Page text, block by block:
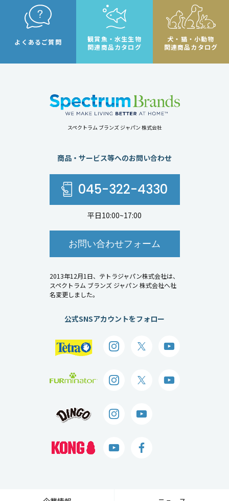
よくあるご質問
観賞魚・水生生物
関連商品カタログ
犬・猫・小動物
関連商品カタログ
スペクトラム ブランズ ジャパン 株式会社
商品・サービス等へのお問い合わせ
045-322-4330
平日10:00~17:00
お問い合わせフォーム
2013年12月1日、テトラジャパン株式会社は、
スペクトラム ブランズ ジャパン 株式会社へ社
名変更しました。
公式SNSアカウントをフォロー